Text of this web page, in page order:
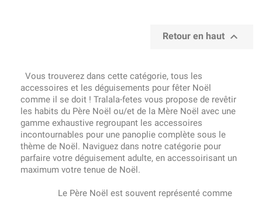
Retour en haut 
Vous trouverez dans cette catégorie, tous les
accessoires et les déguisements pour fêter Noël
comme il se doit ! Tralala-fetes vous propose de revêtir
les habits du Père Noël ou/et de la Mère Noël avec une
gamme exhaustive regroupant les accessoires
incontournables pour une panoplie complète sous le
thème de Noël. Naviguez dans notre catégorie pour
parfaire votre déguisement adulte, en accessoirisant un
maximum votre tenue de Noël.
Le Père Noël est souvent représenté comme